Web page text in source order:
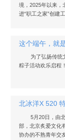
境，2025年以来，
进“职工之家”创建
训、文体活动等全
这个端午，就
为了弘扬传统
粽子活动欢乐启程！
北冰洋X 520
5月20日，由
部，北京炙爱文化
协办的不熟青年交